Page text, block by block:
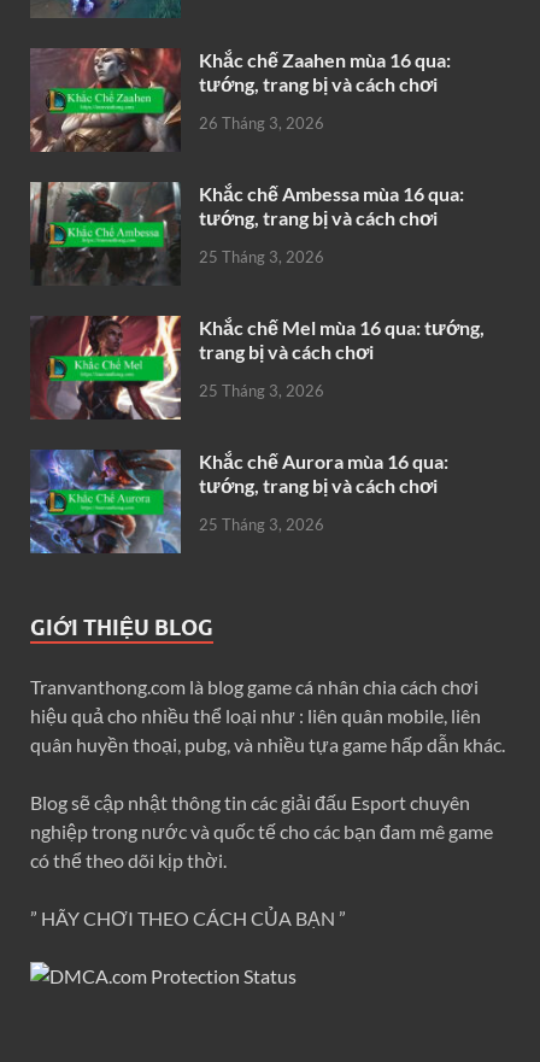
Khắc chế Zaahen mùa 16 qua:
tướng, trang bị và cách chơi
26 Tháng 3, 2026
Khắc chế Ambessa mùa 16 qua:
tướng, trang bị và cách chơi
25 Tháng 3, 2026
Khắc chế Mel mùa 16 qua: tướng,
trang bị và cách chơi
25 Tháng 3, 2026
Khắc chế Aurora mùa 16 qua:
tướng, trang bị và cách chơi
25 Tháng 3, 2026
GIỚI THIỆU BLOG
Tranvanthong.com là blog game cá nhân chia cách chơi
hiệu quả cho nhiều thể loại như : liên quân mobile, liên
quân huyền thoại, pubg, và nhiều tựa game hấp dẫn khác.
Blog sẽ cập nhật thông tin các giải đấu Esport chuyên
nghiệp trong nước và quốc tế cho các bạn đam mê game
có thể theo dõi kịp thời.
” HÃY CHƠI THEO CÁCH CỦA BẠN ”